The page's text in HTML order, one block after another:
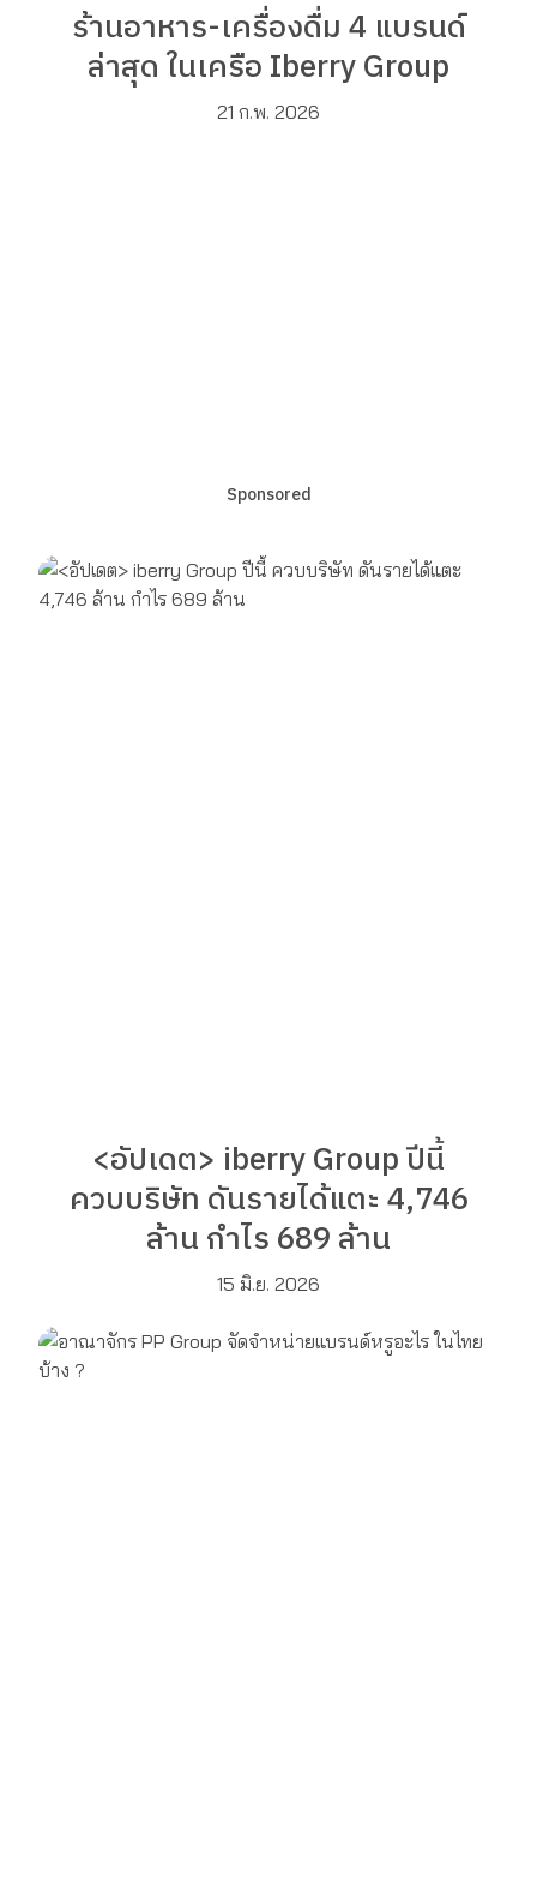
ร้านอาหาร-เครื่องดื่ม 4 แบรนด์
ล่าสุด ในเครือ Iberry Group
21 ก.พ. 2026
Sponsored
<อัปเดต> iberry Group ปีนี้
ควบบริษัท ดันรายได้แตะ 4,746
ล้าน กำไร 689 ล้าน
15 มิ.ย. 2026